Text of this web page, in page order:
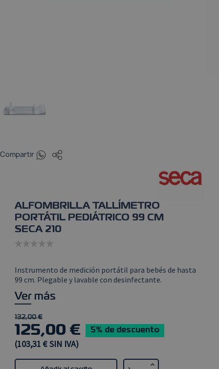
Compartir
ALFOMBRILLA TALLÍMETRO
PORTÁTIL PEDIÁTRICO 99 CM
SECA 210
Instrumento de medición portátil para bebés de hasta
99 cm. Plegable y lavable con desinfectante.
Ver más
132,00 €
125,00 € 5% de descuento
(103,31 € SIN IVA)